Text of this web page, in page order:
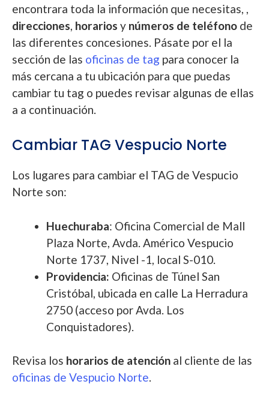
encontrara toda la información que necesitas, ,
direcciones horarios y números de teléfono de
las diferentes concesiones. Pásate por el la
sección de las oficinas de tag para conocer la
más cercana a tu ubicación para que puedas
cambiar tu tag o puedes revisar algunas de ellas
a a continuación.
Cambiar TAG Vespucio Norte
Los lugares para cambiar el TAG de Vespucio
Norte son:
Huechuraba: Oficina Comercial de Mall
Plaza Norte, Avda. Américo Vespucio
Norte 1737, Nivel -1, local S-010.
Providencia: Oficinas de Túnel San
Cristóbal, ubicada en calle La Herradura
2750 (acceso por Avda. Los
Conquistadores).
Revisa los horarios de atención al cliente de las
oficinas de Vespucio Norte.